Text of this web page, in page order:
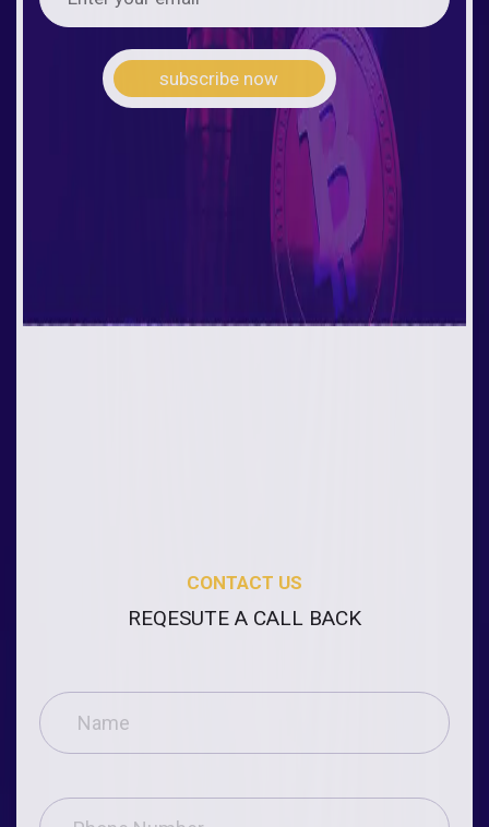
subscribe now
CONTACT US
REQESUTE A CALL BACK